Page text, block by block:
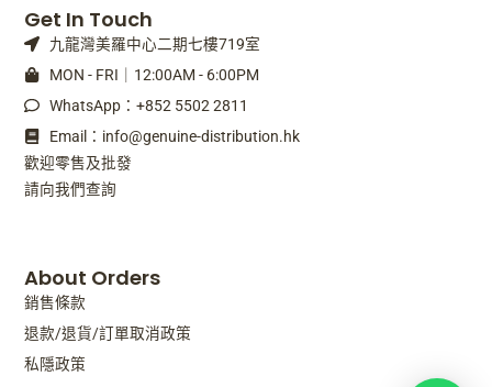
F
a
c
e
b
o
o
k
-
f
M
a
i
l
-
b
u
l
k
About Orders
銷售條款
退款/退貨/訂單取消政策
私隱政策
Get In Touch
九龍灣美羅中心二期七樓719室
MON - FRI｜12:00AM - 6:00PM
WhatsApp：+852 5502 2811
Email：info@genuine-distribution.hk
歡迎零售及批發
請向我們查詢